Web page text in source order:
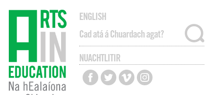
ENGLISH
NUACHTLITIR